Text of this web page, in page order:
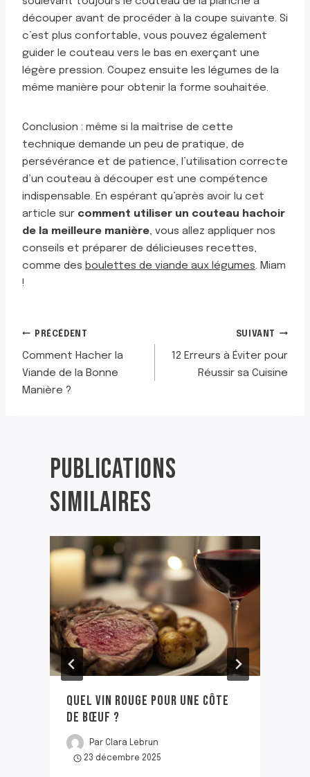
découper avant de procéder à la coupe suivante. Si
c’est plus confortable, vous pouvez également
guider le couteau vers le bas en exerçant une
légère pression. Coupez ensuite les légumes de la
même manière pour obtenir la forme souhaitée.
Conclusion : même si la maîtrise de cette
technique demande un peu de pratique, de
persévérance et de patience, l’utilisation correcte
d’un couteau à découper est une compétence
indispensable. En espérant qu’après avoir lu cet
article sur comment utiliser un couteau hachoir
de la meilleure manière, vous allez appliquer nos
conseils et préparer de délicieuses recettes,
comme des boulettes de viande aux légumes. Miam
!
NAVIGATION
DE
PRÉCÉDENT
Comment Hacher la
Viande de la Bonne
Manière ?
SUIVANT
12 Erreurs à Éviter pour
Réussir sa Cuisine
PUBLICATIONS
SIMILAIRES
QUEL VIN ROUGE POUR UNE CÔTE
DE BŒUF ?
Par Clara Lebrun
23 décembre 2025